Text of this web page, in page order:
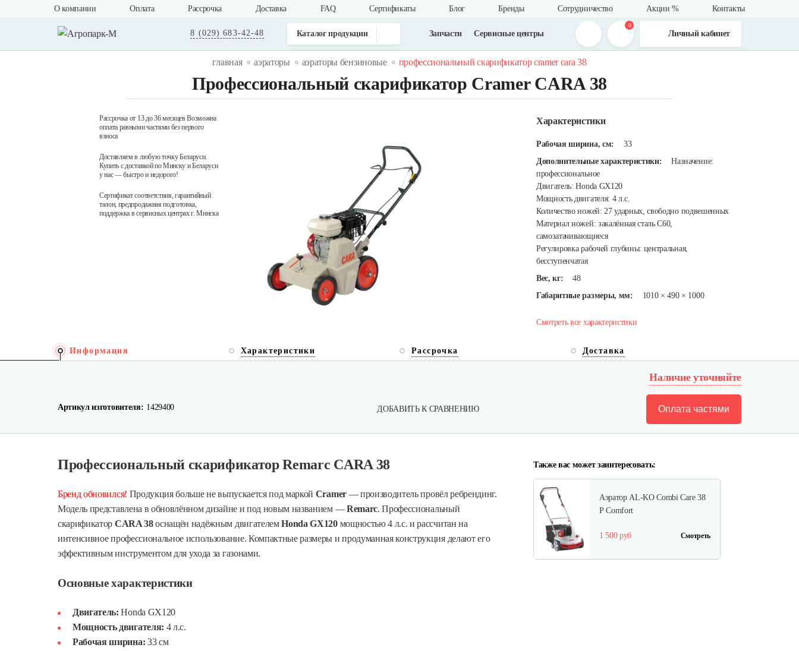
О компании Оплата Рассрочка Доставка FAQ Cертификаты Блог Бренды Сотрудничество Акции % Контакты
8 (029) 683-42-48 Каталог продукции Запчасти Сервисные центры
0
Личный кабинет
главная аэраторы аэраторы бензиновые профессиональный скарификатор cramer cara 38
Профессиональный скарификатор Cramer CARA 38
Рассрочка от 13 до 36 месяцев Возможна
оплата равными частями без первого
взноса
Доставляем в любую точку Беларуси.
Купить с доставкой по Минску и Беларуси
у нас — быстро и недорого!
Сертификат соответствия, гарантийный
талон, предпродажная подготовка,
поддержка в сервисных центрах г. Минска
Характеристики
Рабочая ширина, см:
33
Дополнительные характеристики:
Назначение:
профессиональное
Двигатель: Honda GX120
Мощность двигателя: 4 л.с.
Количество ножей: 27 ударных, свободно подвешенных
Материал ножей: закалённая сталь С60,
самозатачивающиеся
Регулировка рабочей глубины: центральная,
бесступенчатая
Вес, кг:
48
Габаритные размеры, мм:
1010 × 490 × 1000
Смотреть все характеристики
Информация Характеристики Рассрочка Доставка
Наличие уточняйте
Артикул изготовителя: 1429400 ДОБАВИТЬ К СРАВНЕНИЮ Оплата частями
Профессиональный скарификатор Remarc CARA 38
Бренд обновился! Продукция больше не выпускается под маркой Cramer— производитель провёл ребрендинг.
Модель представлена в обновлённом дизайне и под новым названием —Remarc. Профессиональный
скарификатор CARA 38оснащён надёжным двигателемHonda GX120мощностью 4 л.с. и рассчитан на
интенсивное профессиональное использование. Компактные размеры и продуманная конструкция делают его
эффективным инструментом для ухода за газонами.
Основные характеристики
Двигатель: Honda GX120
Мощность двигателя: 4 л.с.
Рабочая ширина: 33 см
Также вас может заинтересовать:
Аэратор AL-KO Combi Care 38
Р Comfort
1 500 руб Смотреть